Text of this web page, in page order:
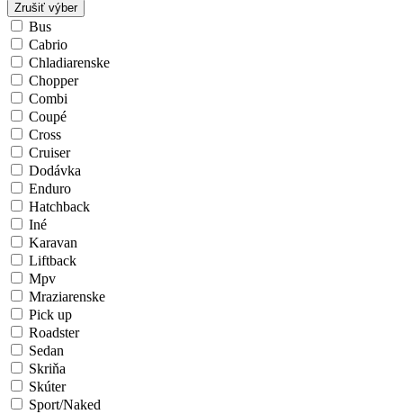
Zrušiť výber
Bus
Cabrio
Chladiarenske
Chopper
Combi
Coupé
Cross
Cruiser
Dodávka
Enduro
Hatchback
Iné
Karavan
Liftback
Mpv
Mraziarenske
Pick up
Roadster
Sedan
Skriňa
Skúter
Sport/Naked